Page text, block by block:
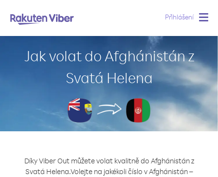
Přihlášení
Jak volat do Afghánistán z
Svatá Helena
Díky Viber Out můžete volat kvalitně do Afghánistán z
Svatá Helena.Volejte na jakékoli číslo v Afghánistán –